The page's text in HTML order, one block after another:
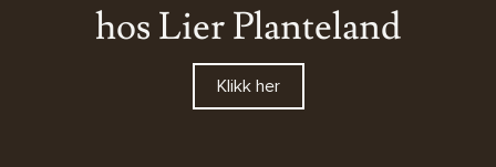
hos Lier Planteland
Klikk her